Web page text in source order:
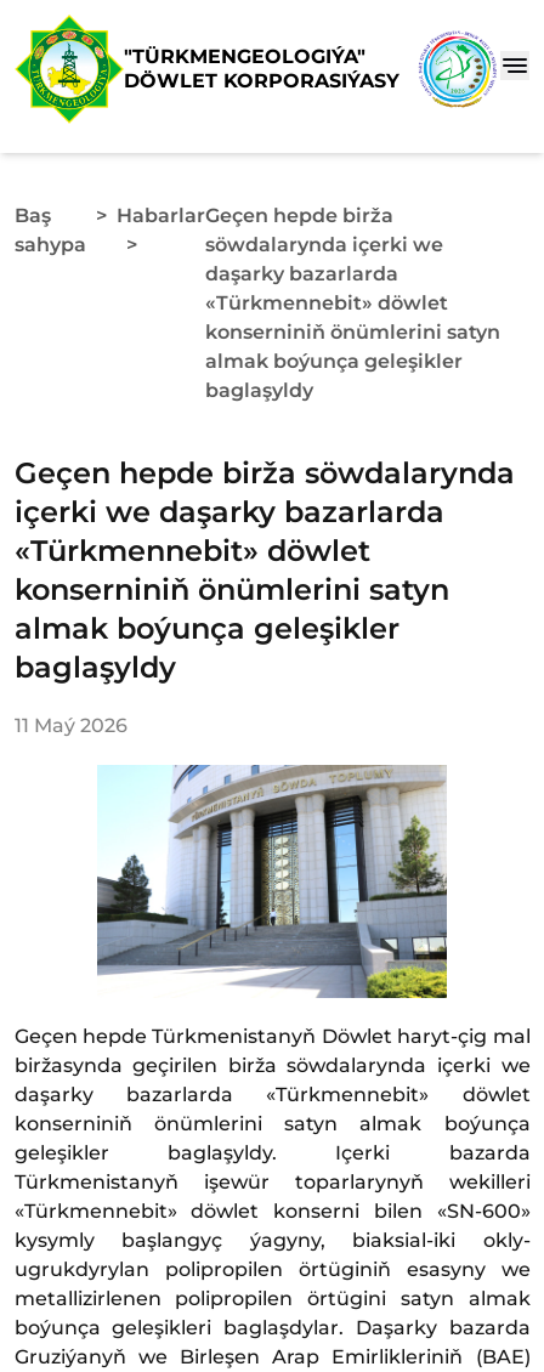
"TÜRKMENGEOLOGIÝA"
DÖWLET KORPORASIÝASY
Baş
sahypa
> Habarlar
>
Geçen hepde birža
söwdalarynda içerki we
daşarky bazarlarda
«Türkmennebit» döwlet
konserniniň önümlerini satyn
almak boýunça geleşikler
baglaşyldy
Geçen hepde birža söwdalarynda
içerki we daşarky bazarlarda
«Türkmennebit» döwlet
konserniniň önümlerini satyn
almak boýunça geleşikler
baglaşyldy
11 Maý 2026
Geçen hepde Türkmenistanyň Döwlet haryt-çig mal
biržasynda geçirilen birža söwdalarynda içerki we
daşarky bazarlarda «Türkmennebit» döwlet
konserniniň önümlerini satyn almak boýunça
geleşikler baglaşyldy. Içerki bazarda
Türkmenistanyň işewür toparlarynyň wekilleri
«Türkmennebit» döwlet konserni bilen «SN-600»
kysymly başlangyç ýagyny, biaksial-iki okly-
ugrukdyrylan polipropilen örtüginiň esasyny we
metallizirlenen polipropilen örtügini satyn almak
boýunça geleşikleri baglaşdylar. Daşarky bazarda
Gruziýanyň we Birleşen Arap Emirlikleriniň (BAE)